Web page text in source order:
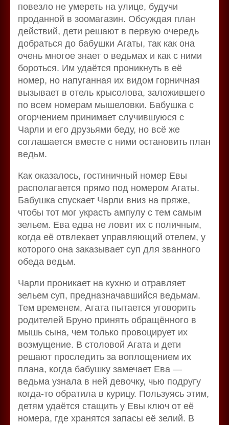
повезло не умереть на улице, будучи
проданной в зоомагазин. Обсуждая план
действий, дети решают в первую очередь
добраться до бабушки Агаты, так как она
очень многое знает о ведьмах и как с ними
бороться. Им удаётся проникнуть в её
номер, но напуганная их видом горничная
вызывает в отель крысолова, заложившего
по всем номерам мышеловки. Бабушка с
огорчением принимает случившуюся с
Чарли и его друзьями беду, но всё же
соглашается вместе с ними остановить план
ведьм.
Как оказалось, гостиничный номер Евы
располагается прямо под номером Агаты.
Бабушка спускает Чарли вниз на пряже,
чтобы тот мог украсть ампулу с тем самым
зельем. Ева едва не ловит их с поличным,
когда её отвлекает управляющий отелем, у
которого она заказывает суп для званного
обеда ведьм.
Чарли проникает на кухню и отравляет
зельем суп, предназначавшийся ведьмам.
Тем временем, Агата пытается уговорить
родителей Бруно принять обращённого в
мышь сына, чем только провоцирует их
возмущение. В столовой Агата и дети
решают проследить за воплощением их
плана, когда бабушку замечает Ева —
ведьма узнала в ней девочку, чью подругу
когда-то обратила в курицу. Пользуясь этим,
детям удаётся стащить у Евы ключ от её
номера, где хранятся запасы её зелий. В